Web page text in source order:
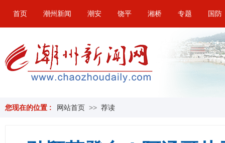
首页 潮州新闻 潮安 饶平 湘桥 专题 国防
您现在的位置 : 网站首页 >> 荐读